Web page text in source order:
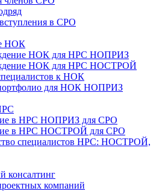
в СРО
НОК
НОК для НРС НОПРИЗ
НОК для НРС НОСТРОЙ
к НОК
для НОК НОПРИЗ
в НРС НОПРИЗ для СРО
в НРС НОСТРОЙ для СРО
специалистов НРС: НОСТРОЙ,
консалтинг
компаний